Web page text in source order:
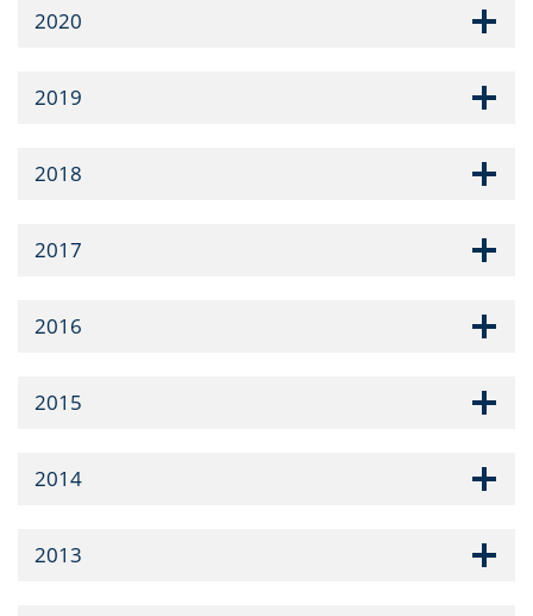
2020
2019
2018
2017
2016
2015
2014
2013